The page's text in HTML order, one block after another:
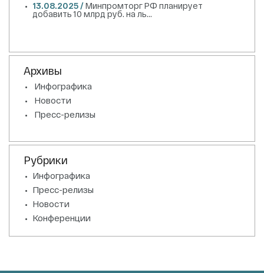
13.08.2025 /Минпромторг РФ планирует
добавить 10 млрд руб. на ль...
Архивы
Инфографика
Новости
Пресс-релизы
Рубрики
Инфографика
Пресс-релизы
Новости
Конференции